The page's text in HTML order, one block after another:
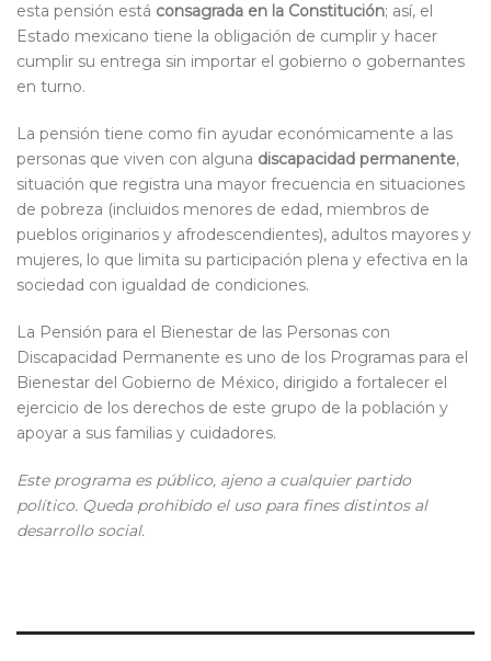
esta pensión está consagrada en la Constitución; así, el
Estado mexicano tiene la obligación de cumplir y hacer
cumplir su entrega sin importar el gobierno o gobernantes
en turno.
La pensión tiene como fin ayudar económicamente a las
personas que viven con alguna discapacidad permanente,
situación que registra una mayor frecuencia en situaciones
de pobreza (incluidos menores de edad, miembros de
pueblos originarios y afrodescendientes), adultos mayores y
mujeres, lo que limita su participación plena y efectiva en la
sociedad con igualdad de condiciones.
La Pensión para el Bienestar de las Personas con
Discapacidad Permanente es uno de los Programas para el
Bienestar del Gobierno de México, dirigido a fortalecer el
ejercicio de los derechos de este grupo de la población y
apoyar a sus familias y cuidadores.
Este programa es público, ajeno a cualquier partido
político. Queda prohibido el uso para fines distintos al
desarrollo social.